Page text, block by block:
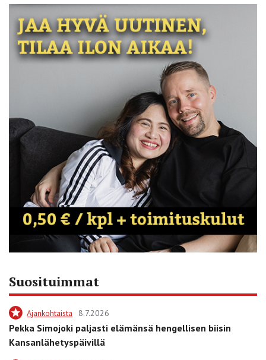
Suosituimmat
Ajankohtaista 8.7.2026
Pekka Simojoki paljasti elämänsä hengellisen biisin
Kansanlähetyspäivillä